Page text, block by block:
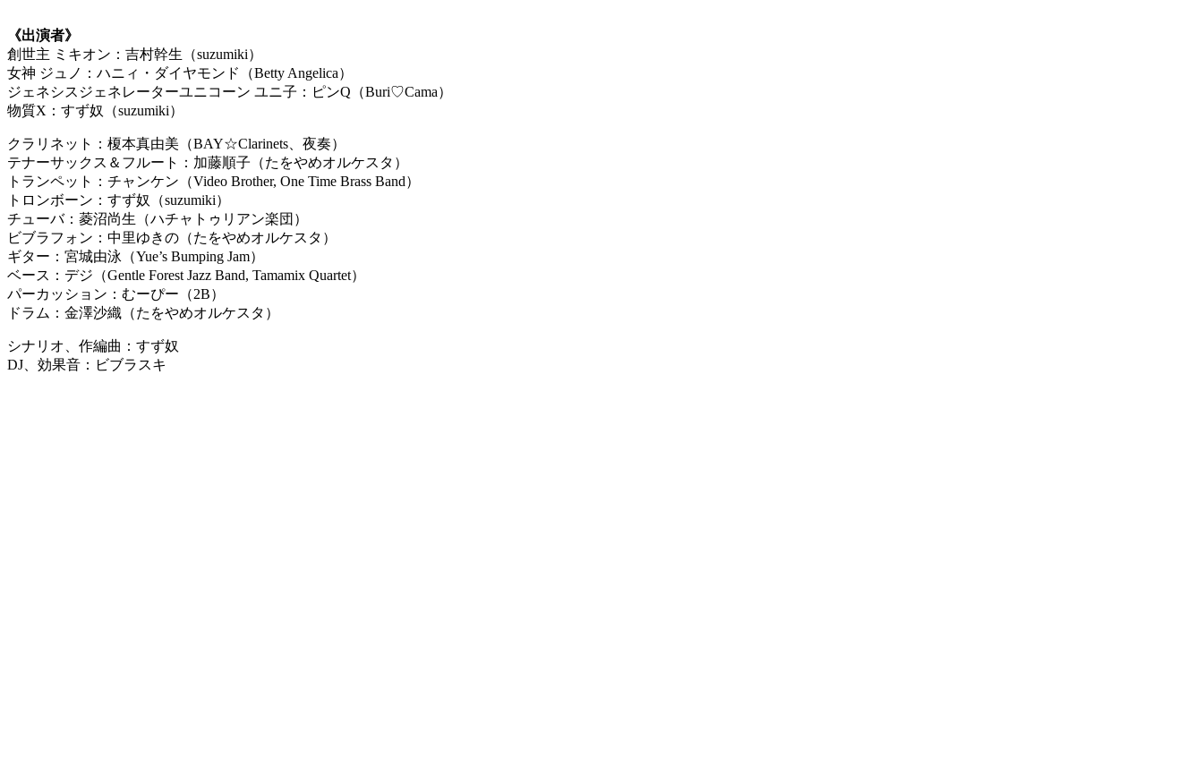
《出演者》
創世主 ミキオン：吉村幹生（suzumiki）
女神 ジュノ：ハニィ・ダイヤモンド（Betty Angelica）
ジェネシスジェネレーターユニコーン ユニ子：ピンQ（Buri♡Cama）
物質X：すず奴（suzumiki）
クラリネット：榎本真由美（BAY☆Clarinets、夜奏）
テナーサックス＆フルート：加藤順子（たをやめオルケスタ）
トランペット：チャンケン（Video Brother, One Time Brass Band）
トロンボーン：すず奴（suzumiki）
チューバ：菱沼尚生（ハチャトゥリアン楽団）
ビブラフォン：中里ゆきの（たをやめオルケスタ）
ギター：宮城由泳（Yue’s Bumping Jam）
ベース：デジ（Gentle Forest Jazz Band, Tamamix Quartet）
パーカッション：むーぴー（2B）
ドラム：金澤沙織（たをやめオルケスタ）
シナリオ、作編曲：すず奴
DJ、効果音：ビブラスキ